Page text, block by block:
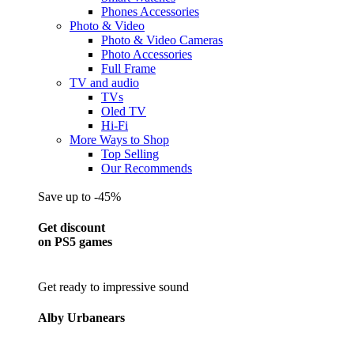
Phones Accessories
Photo & Video
Photo & Video Cameras
Photo Accessories
Full Frame
TV and audio
TVs
Oled TV
Hi-Fi
More Ways to Shop
Top Selling
Our Recommends
Save up to -45%
Get discount
on PS5 games
Get ready to impressive sound
Alby Urbanears